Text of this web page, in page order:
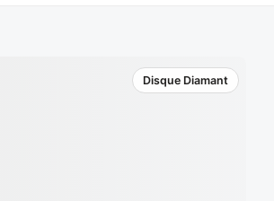
Disque Diamant